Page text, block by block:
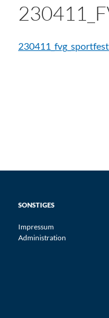
SONSTIGES
Impressum
Administration